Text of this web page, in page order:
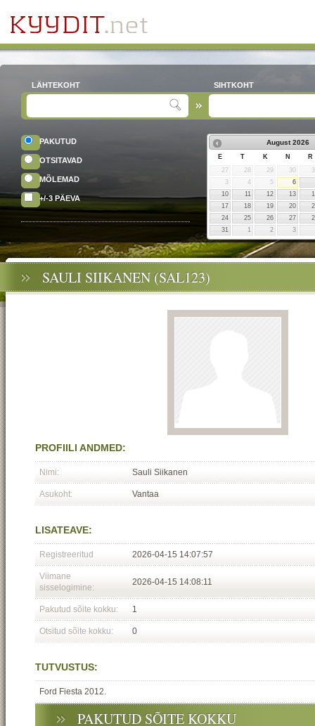
LÄHTEKOHT SIHTKOHT
PAKUTUD
OTSITAVAD
MÕLEMAD
+/-3 PÄEVA
August 2026
E T K N
R
27
28 29 30
3
4 5
6
10
11 12 13
17
18 19 20
24
25 26 27
31
1 2 3
SAULI SIIKANEN (SAL123)
PROFIILI ANDMED:
Nimi: Sauli Siikanen
Asukoht: Vantaa
LISATEAVE:
Registreeritud 2026-04-15 14:07:57
Viimane
sisselogimine:
2026-04-15 14:08:11
Pakutud sõite kokku: 1
Otsitud sõite kokku: 0
TUTVUSTUS:
Ford Fiesta 2012.
PAKUTUD SÕITE KOKKU